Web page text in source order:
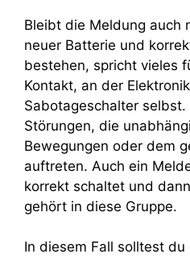
Bleibt die Meldung auch
neuer Batterie und
bestehen, spricht vieles
Kontakt, an der
Sabotageschalter
Störungen, die
Bewegungen oder dem
auftreten. Auch ein
korrekt schaltet und
gehört in diese Gruppe.
In diesem Fall solltest